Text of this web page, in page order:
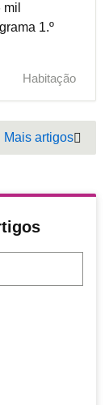
1.º
Habitação
Mais artigos